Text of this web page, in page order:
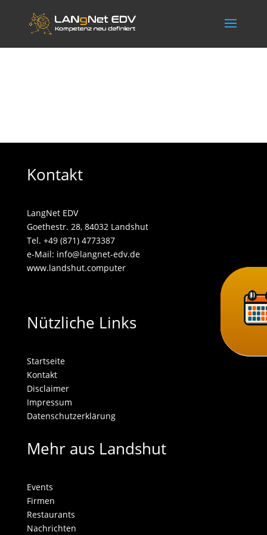
Kontakt
LangNet EDV
Goethestr. 28, 84032 Landshut
Tel. +49 (871) 4773387
e-Mail: info@langnet-edv.de
www.landshut.computer
Nützliche Links
Startseite
Kontakt
Disclaimer
Impressum
Datenschutzerklärung
Mehr aus Landshut
Events
Firmen
Restaurants
Nachrichten